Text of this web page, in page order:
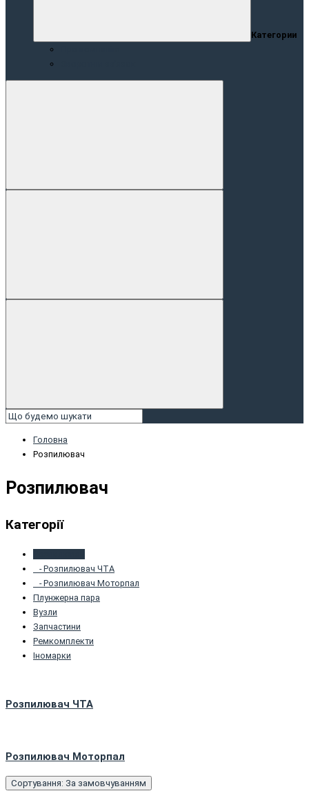
Категории
Головна
Розпилювач
Розпилювач
Категорії
- Розпилювач ЧТА
- Розпилювач Моторпал
Плунжернa пaрa
Вузли
Запчастини
Peмкoмплeкти
Іномарки
Розпилювач ЧТА
Розпилювач Моторпал
Сортування: За замовчуванням